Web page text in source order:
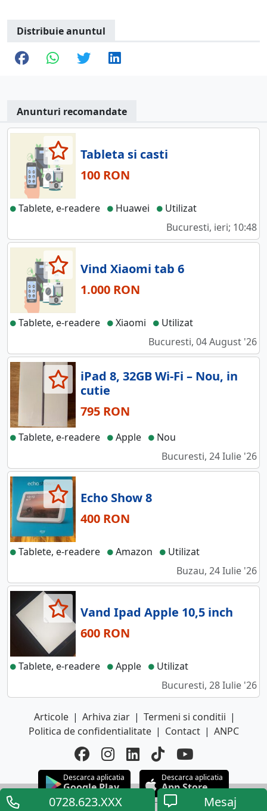
0728.623.XXX Mesaj
Distribuie anuntul
Anunturi recomandate
Tableta si casti
100 RON
Tablete, e-readere Huawei
Utilizat
Bucuresti, ieri; 10:48
Vind Xiaomi tab 6
1.000 RON
Tablete, e-readere Xiaomi
Utilizat
Bucuresti, 04 August '26
iPad 8, 32GB Wi-Fi – Nou, in
cutie
795 RON
Tablete, e-readere Apple
Nou
Bucuresti, 24 Iulie '26
Echo Show 8
400 RON
Tablete, e-readere Amazon
Utilizat
Buzau, 24 Iulie '26
Vand Ipad Apple 10,5 inch
600 RON
Tablete, e-readere Apple
Utilizat
Bucuresti, 28 Iulie '26
Articole | Arhiva ziar | Termeni si conditii |
Politica de confidentialitate | Contact | ANPC
Descarca aplicatia
Google Play
Descarca aplicatia
App Store